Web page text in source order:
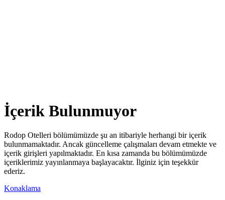
İçerik Bulunmuyor
Rodop Otelleri bölümümüzde şu an itibariyle herhangi bir içerik
bulunmamaktadır. Ancak güncelleme çalışmaları devam etmekte ve
içerik girişleri yapılmaktadır. En kısa zamanda bu bölümümüzde
içeriklerimiz yayınlanmaya başlayacaktır. İlginiz için teşekkür
ederiz.
Konaklama